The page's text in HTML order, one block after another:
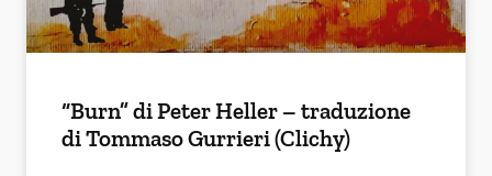
“Burn” di Peter Heller – traduzione
di Tommaso Gurrieri (Clichy)